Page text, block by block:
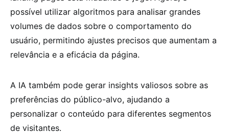
possível utilizar algoritmos para analisar grandes
volumes de dados sobre o comportamento do
usuário, permitindo ajustes precisos que aumentam a
relevância e a eficácia da página.
A IA também pode gerar insights valiosos sobre as
preferências do público-alvo, ajudando a
personalizar o conteúdo para diferentes segmentos
de visitantes.